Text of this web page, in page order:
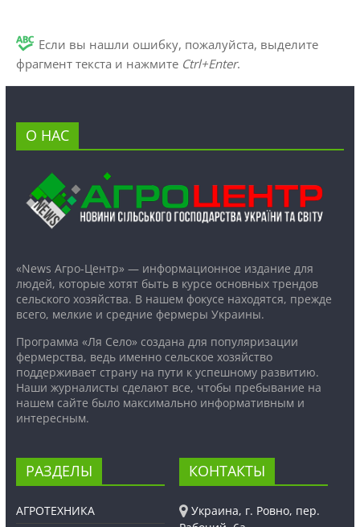
Если вы нашли ошибку, пожалуйста, выделите
фрагмент текста и нажмите Ctrl+Enter.
О НАС
«News Агро-Центр» — информационное издание для
людей, которые хотят быть в курсе основных трендов
сельского хозяйства. В нашем фокусе находятся, прежде
всего, мелкие и средние фермеры Украины.
Программа «Ля Село» создана для популяризации
фермерства, ведь именно сельское хозяйство
поддерживает страну на пути к успешному развитию.
Наши журналисты сделают все, чтобы пребывание на
нашем сайте было максимально информативным и
интересным.
РАЗДЕЛЫ
АГРОТЕХНИКА
КОНТАКТЫ
Украина, г. Ровно, пер.